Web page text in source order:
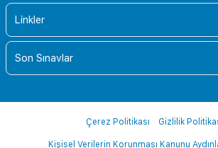
Linkler
Son Sınavlar
Çerez Politikası Gizlilik
Kişisel Verilerin Korunması Kanunu